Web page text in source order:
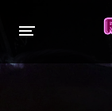
CINE SUNTEM?